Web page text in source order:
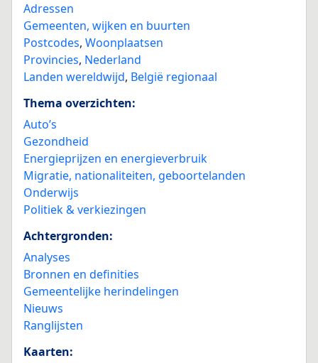
Adressen
Gemeenten, wijken en buurten
Postcodes, Woonplaatsen
Provincies, Nederland
Landen wereldwijd, België regionaal
Thema overzichten:
Auto’s
Gezondheid
Energieprijzen en energieverbruik
Migratie, nationaliteiten, geboortelanden
Onderwijs
Politiek & verkiezingen
Achtergronden:
Analyses
Bronnen en definities
Gemeentelijke herindelingen
Nieuws
Ranglijsten
Kaarten: